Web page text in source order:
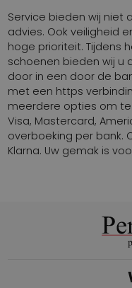
Service bieden wij niet
advies. Ook veiligheid
hoge prioriteit. Tijdens
schoenen bieden wij u
door in een door de
met een https
meerdere opties om te
Visa, Mastercard,
overboeking per bank.
Klarna. Uw gemak is